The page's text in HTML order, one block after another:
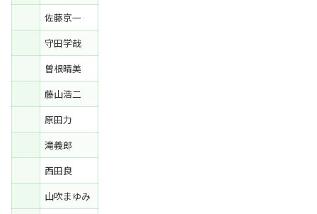
佐藤京一
守田学哉
曽根晴美
藤山浩二
原田力
滝義郎
西田良
山吹まゆみ